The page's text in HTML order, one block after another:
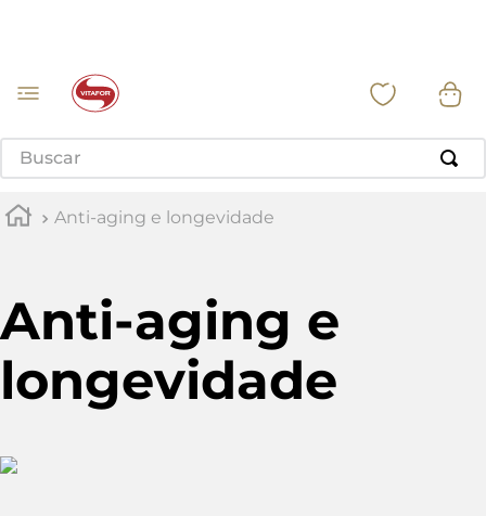
Buscar
Anti-aging e longevidade
Anti-aging e
longevidade